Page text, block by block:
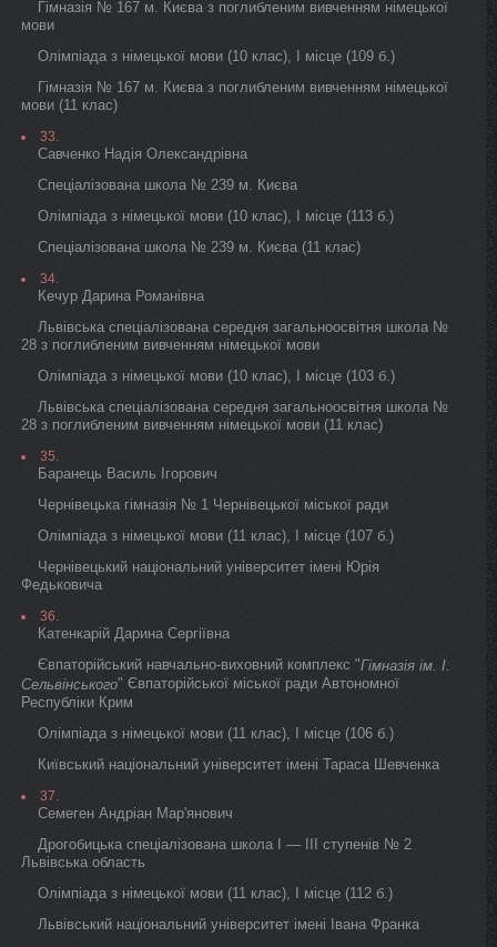
Гімназія № 167 м. Києва з поглибленим вивченням німецької
мови
Олімпіада з німецької мови (10 клас), I місце (109 б.)
Гімназія № 167 м. Києва з поглибленим вивченням німецької
мови (11 клас)
33.
Савченко Надія Олександрівна
Спеціалізована школа № 239 м. Києва
Олімпіада з німецької мови (10 клас), I місце (113 б.)
Спеціалізована школа № 239 м. Києва (11 клас)
34.
Кечур Дарина Романівна
Львівська спеціалізована середня загальноосвітня школа №
28 з поглибленим вивченням німецької мови
Олімпіада з німецької мови (10 клас), I місце (103 б.)
Львівська спеціалізована середня загальноосвітня школа №
28 з поглибленим вивченням німецької мови (11 клас)
35.
Баранець Василь Ігорович
Чернівецька гімназія № 1 Чернівецької міської ради
Олімпіада з німецької мови (11 клас), I місце (107 б.)
Чернівецький національний університет імені Юрія
Федьковича
36.
Катенкарій Дарина Сергіївна
Євпаторійський навчально-виховний комплекс "Гімназія ім. І.
Сельвінського" Євпаторійської міської ради Автономної
Республіки Крим
Олімпіада з німецької мови (11 клас), I місце (106 б.)
Київський національний університет імені Тараса Шевченка
37.
Семеген Андріан Мар'янович
Дрогобицька спеціалізована школа I — III ступенів № 2
Львівська область
Олімпіада з німецької мови (11 клас), I місце (112 б.)
Львівський національний університет імені Івана Франка